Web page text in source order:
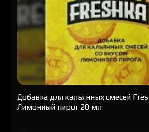
Добавка для кальянных смесей
Лимонный пирог 20 мл